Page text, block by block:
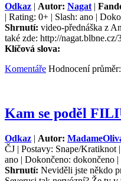
Odkaz | Autor: Nagat |
| Rating: 0+ | Slash: ano |
Shrnutí: video-přednáška z
také zde: http://
Klíčová slova:
Komentáře Hodnocení
Kam se poděl
Odkaz | Autor:
ČJ | Postavy: Snape/Kratiknot
ano | Dokončeno: dokončeno |
Shrnutí: Neviděli jste někdo